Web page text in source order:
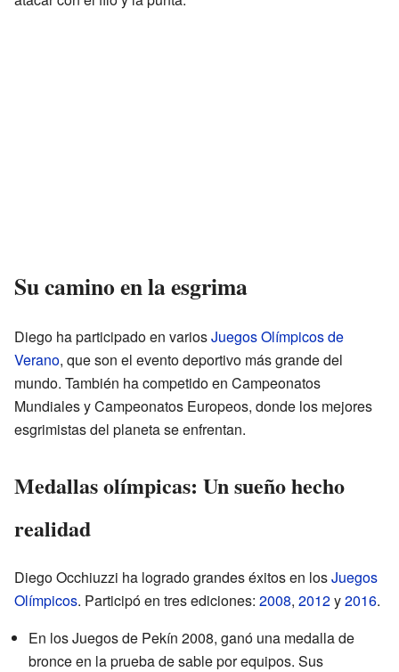
Su camino en la esgrima
Diego ha participado en variosJuegos Olímpicos de
Verano, que son el evento deportivo más grande del
mundo. También ha competido en Campeonatos
Mundiales y Campeonatos Europeos, donde los mejores
esgrimistas del planeta se enfrentan.
Medallas olímpicas: Un sueño hecho
realidad
Diego Occhiuzzi ha logrado grandes éxitos en losJuegos
Olímpicos. Participó en tres ediciones: 2008, 2012y2016.
En los Juegos de Pekín 2008, ganó una medalla de
bronce en la prueba de sable por equipos. Sus